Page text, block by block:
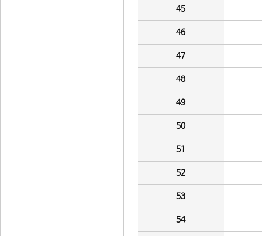
45
46
47
48
49
50
51
52
53
54